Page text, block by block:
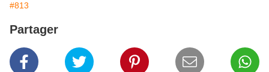
#813
Partager